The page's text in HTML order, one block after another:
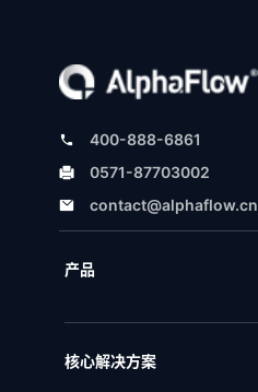
400-888-6861
0571-87703002
contact@alphaflow.cn
产品
核心解决方案